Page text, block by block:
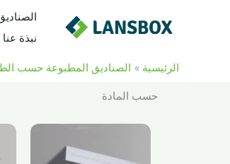
نبذة عنا
الرئيسية الصناديق المطبوعة حسب
حسب المادة